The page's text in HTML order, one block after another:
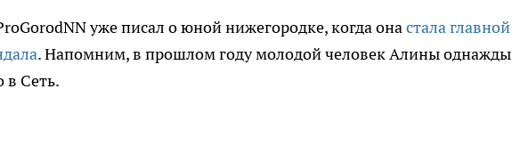
уже писал о юной нижегородке, когда онастала главной
. Напомним, в прошлом году молодой человек Алины однажды
Сеть.